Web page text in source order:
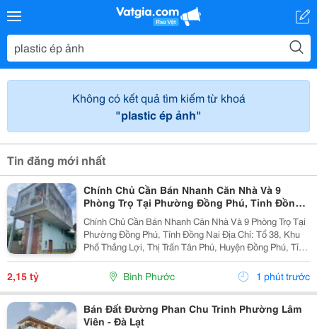
Không có kết quả tìm kiếm từ khoá
"plastic ép ảnh"
Tin đăng mới nhất
Chính Chủ Cần Bán Nhanh Căn Nhà Và 9
Phòng Trọ Tại Phường Đồng Phú, Tỉnh Đồng
Nai
Chính Chủ Cần Bán Nhanh Căn Nhà Và 9 Phòng Trọ Tại
Phường Đồng Phú, Tỉnh Đồng Nai Địa Chỉ: Tổ 38, Khu
Phố Thắng Lợi, Thị Trấn Tân Phú, Huyện Đồng Phú, Tỉnh
Bình Phước Diện Tích: 250M2 (5X50M; Thổ Cư 50M2)
Giá Bán: 2 Tỷ 150 Triệu - Kết Cấu: 1 Căn...
2,15 tỷ Bình Phước 1 phút trước
Bán Đất Đường Phan Chu Trinh Phường Lâm
Viên - Đà Lạt